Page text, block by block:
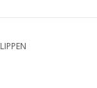
LIPPEN